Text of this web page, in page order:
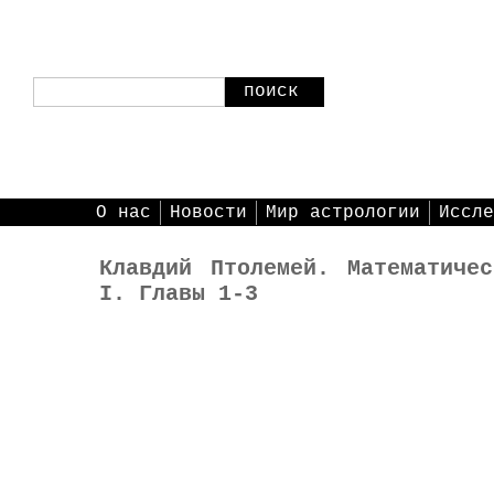
поиск
О нас Новости Мир астрологии
Клавдий Птолемей.
I. Главы 1-3